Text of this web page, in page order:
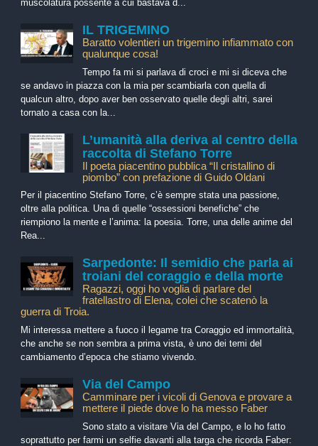
muscolatura possente a cui bastava d...
IL TRIGEMINO
Baratto volentieri un trigemino infiammato con
qualunque cosa!
Tempo fa mi si parlava di croci e mi si diceva che
se andavo in piazza con la mia per scambiarla con quella di
qualcun altro, dopo aver ben osservato quelle degli altri, sarei
tornato a casa con la...
L’umanità alla deriva al centro della
raccolta di Stefano Torre
Il poeta piacentino pubblica “Il cristallino di
piombo” con prefazione di Guido Oldani
Per il piacentino Stefano Torre, c’è sempre stata una passione,
oltre alla politica. Una di quelle “ossessioni benefiche” che
riempiono la mente e l’anima: la poesia. Torre, una delle anime del
Rea...
Sarpedonte: Il semidio che parla ai
troiani del coraggio e della morte
Ragazzi, oggi ho voglia di parlare del
fratellastro di Elena, colei che scatenò la
guerra di Troia.
Mi interessa mettere a fuoco il legame tra Coraggio ed immortalità,
che anche se non sembra a prima vista, è uno dei temi del
cambiamento d’epoca che stiamo vivendo.
Via del Campo
Camminare per i vicoli di Genova e provare a
mettere il piede dove lo ha messo Faber
Sono stato a visitare Via del Campo, e lo ho fatto
soprattutto per farmi un selfie davanti alla targa che ricorda Faber: